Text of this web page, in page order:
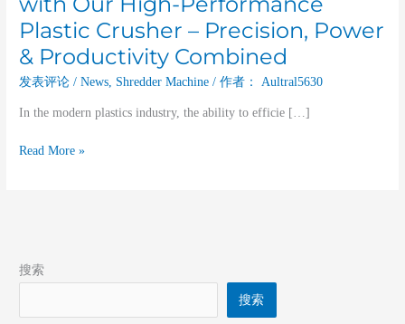
Plastic Crusher – Precision, Power
& Productivity Combined
发表评论 /News, Shredder Machine / 作者： Aultral5630
In the modern plastics industry, the ability to efficie […]
Read More »
搜索
搜索